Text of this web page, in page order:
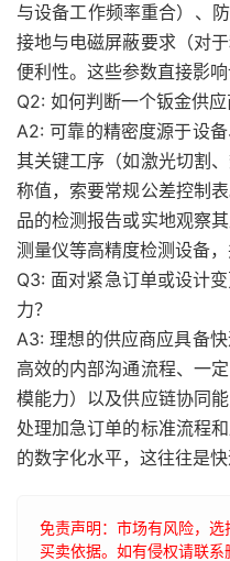
与设备工作频率重合）、
接地与电磁屏蔽要求（对
便利性。这些参数直接影
Q2: 如何判断一个钣金供
A2: 可靠的精密度源于设
其关键工序（如激光切割
称值，索要常规公差控制
品的检测报告或实地观察
测量仪等高精度检测设备
Q3: 面对紧急订单或设计
力？
A3: 理想的供应商应具备
高效的内部沟通流程、一
模能力）以及供应链协同
处理加急订单的标准流程
的数字化水平，这往往是快
免责声明：市场有风险，
买卖依据。如有侵权请联系